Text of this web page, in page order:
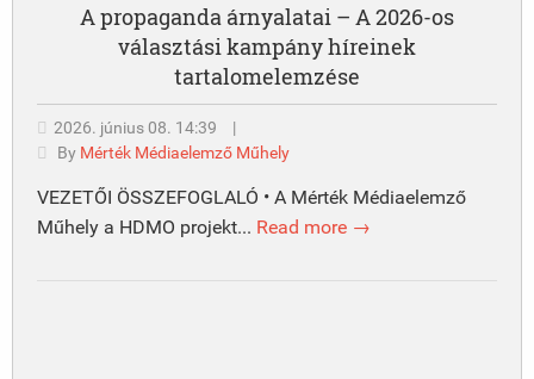
A propaganda árnyalatai – A 2026-os
választási kampány híreinek
tartalomelemzése
2026. június 08. 14:39
|
By Mérték Médiaelemző Műhely
VEZETŐI ÖSSZEFOGLALÓ • A Mérték Médiaelemző
Műhely a HDMO projekt... Read more →